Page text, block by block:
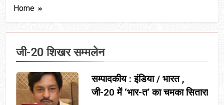
Home
जी-20 शिखर सम्मलेन
सम्पादकीय : इंडिया / भारत ,
जी-20 में ‘भार-त’ का चमका सितारा